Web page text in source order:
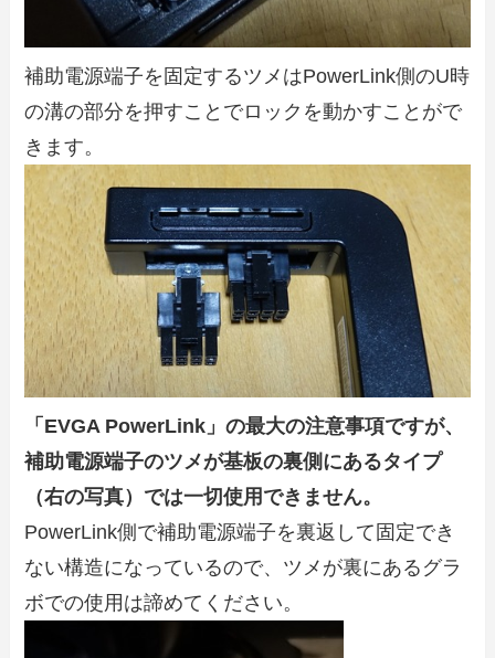
補助電源端子を固定するツメはPowerLink側のU時
の溝の部分を押すことでロックを動かすことがで
きます。
「EVGA PowerLink」の最大の注意事項ですが、
補助電源端子のツメが基板の裏側にあるタイプ
（右の写真）では一切使用できません。
PowerLink側で補助電源端子を裏返して固定でき
ない構造になっているので、ツメが裏にあるグラ
ボでの使用は諦めてください。